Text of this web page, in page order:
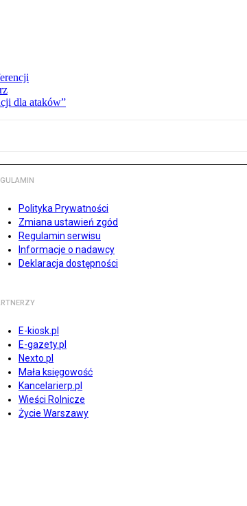
dla ataków”
Polityka Prywatności
Zmiana ustawień zgód
Regulamin serwisu
Informacje o nadawcy
Deklaracja dostępności
E-kiosk.pl
E-gazety.pl
Nexto.pl
Mała księgowość
Kancelarierp.pl
Wieści Rolnicze
Życie Warszawy